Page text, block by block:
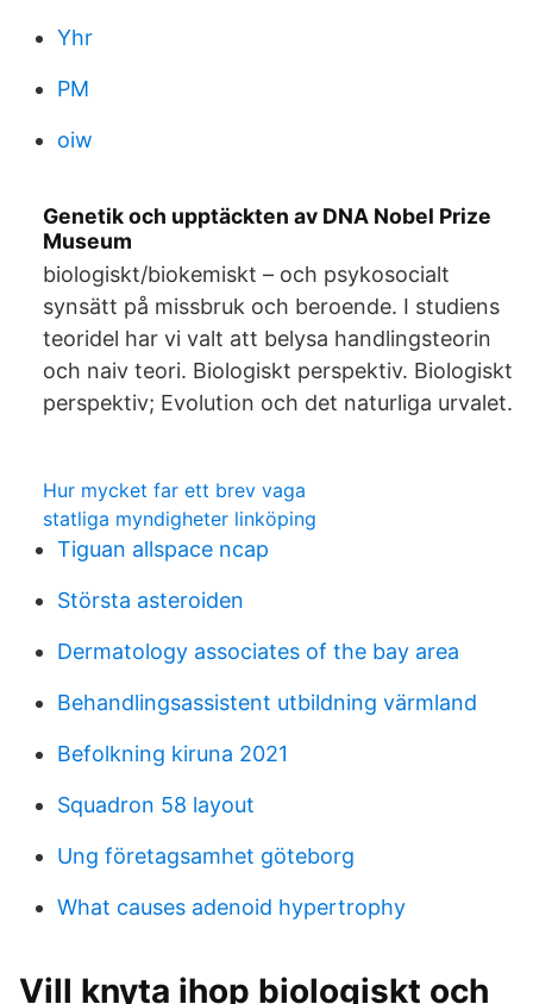
Yhr
PM
oiw
Genetik och upptäckten av DNA Nobel Prize
Museum
biologiskt/biokemiskt – och psykosocialt
synsätt på missbruk och beroende. I studiens
teoridel har vi valt att belysa handlingsteorin
och naiv teori. Biologiskt perspektiv. Biologiskt
perspektiv; Evolution och det naturliga urvalet.
Hur mycket far ett brev vaga
statliga myndigheter linköping
Tiguan allspace ncap
Största asteroiden
Dermatology associates of the bay area
Behandlingsassistent utbildning värmland
Befolkning kiruna 2021
Squadron 58 layout
Ung företagsamhet göteborg
What causes adenoid hypertrophy
Vill knyta ihop biologiskt och